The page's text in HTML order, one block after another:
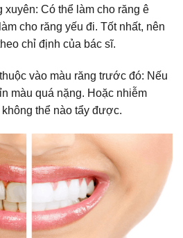
Có thể làm cho răng ê
cho răng yếu đi. Tốt nhất, nên
chỉ định của bác sĩ.
vào màu răng trước đó: Nếu
màu quá nặng. Hoặc nhiễm
thể nào tẩy được.